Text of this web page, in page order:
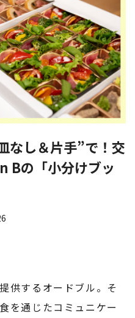
なし＆片手”で！交
Bの「小分けブッ
供するオードブル。そ
を通じたコミュニケー